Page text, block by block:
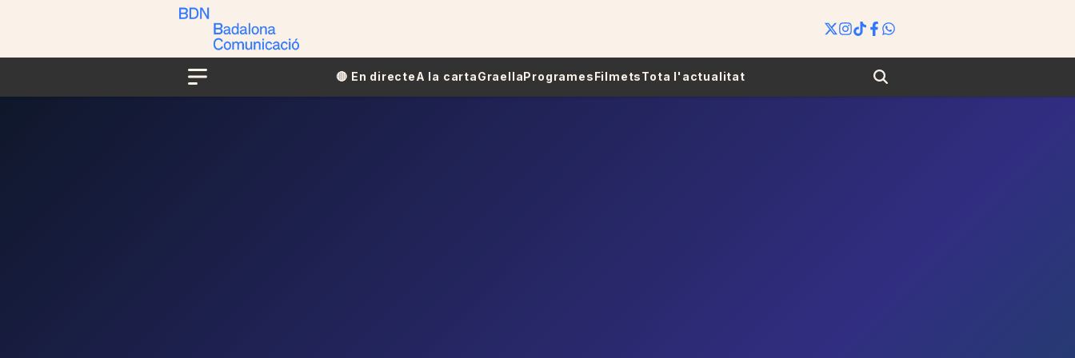
Menu
🔴​​ En directeA la cartaGraellaProgramesFilmetsTota l'actualitat Search